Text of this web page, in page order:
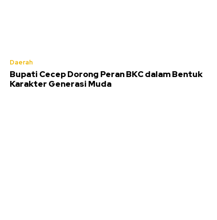
Daerah
Bupati Cecep Dorong Peran BKC dalam Bentuk
Karakter Generasi Muda